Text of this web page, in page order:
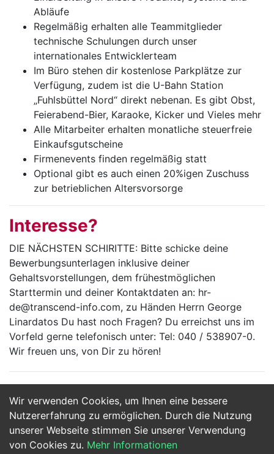
Wir verwenden Cookies, um Ihnen eine bessere
Nutzererfahrung zu ermöglichen. Durch die Nutzung
unserer Webseite stimmen Sie unserer Verwendung
von Cookies zu. Mehr Informationen
Abläufe
Regelmäßig erhalten alle Teammitglieder
technische Schulungen durch unser
internationales Entwicklerteam
Im Büro stehen dir kostenlose Parkplätze zur
Verfügung, zudem ist die U-Bahn Station
„Fuhlsbüttel Nord“ direkt nebenan. Es gibt Obst,
Feierabend-Bier, Karaoke, Kicker und Vieles mehr
Alle Mitarbeiter erhalten monatliche steuerfreie
Einkaufsgutscheine
Firmenevents finden regelmäßig statt
Optional gibt es auch einen 20%igen Zuschuss
zur betrieblichen Altersvorsorge
Interesse?
DIE NÄCHSTEN SCHIRITTE: Bitte schicke deine
Bewerbungsunterlagen inklusive deiner
Gehaltsvorstellungen, dem frühestmöglichen
Starttermin und deiner Kontaktdaten an: hr-
de@transcend-info.com, zu Händen Herrn George
Linardatos Du hast noch Fragen? Du erreichst uns im
Vorfeld gerne telefonisch unter: Tel: 040 / 538907-0.
Wir freuen uns, von Dir zu hören!
Jetzt Bewerben